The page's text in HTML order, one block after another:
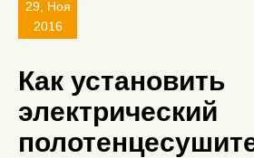
29, Ноя
2016
Как установить
электрический